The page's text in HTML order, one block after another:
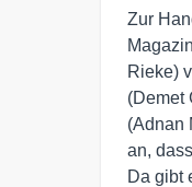
Zur
Rieke)
(Demet
(Adnan
an,
Da gibt